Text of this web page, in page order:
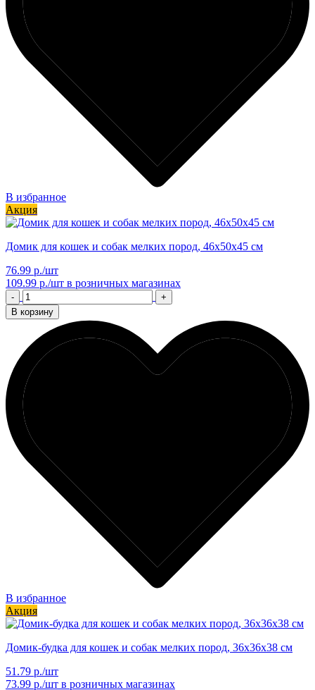
В избранное
Акция
Домик для кошек и собак мелких пород, 46х50х45 см
76.99 р./шт
109.99 р./шт в розничных магазинах
-
+
В корзину
В избранное
Акция
Домик-будка для кошек и собак мелких пород, 36х36х38 см
51.79 р./шт
73.99 р./шт в розничных магазинах